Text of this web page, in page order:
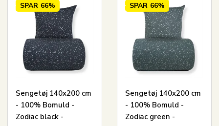
SPAR 66%
Sengetøj 140x200 cm
- 100% Bomuld -
Zodiac black -
SPAR 66%
Sengetøj 140x200 cm
- 100% Bomuld -
Zodiac green -